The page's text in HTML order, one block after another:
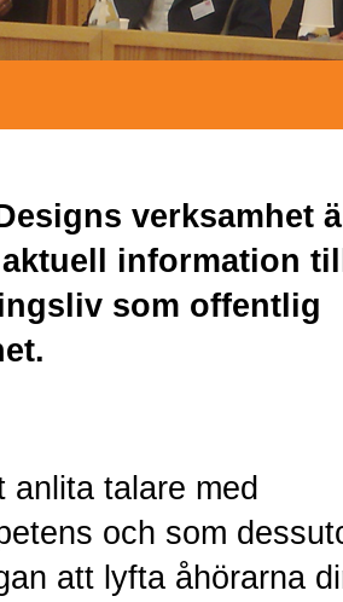
verksamhet
information
som offentlig
anlita talare med
och som
att lyfta åhörarna